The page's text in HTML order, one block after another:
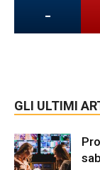
-
GLI ULTIMI